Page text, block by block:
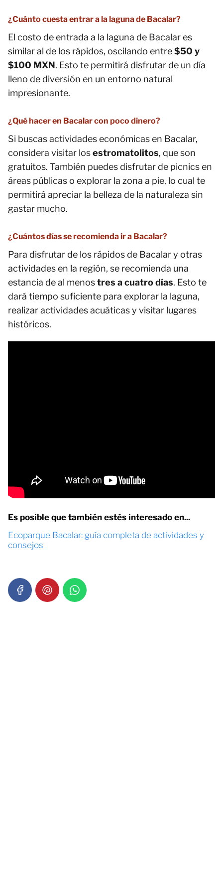
¿Cuánto cuesta entrar a la laguna de Bacalar?
El costo de entrada a la laguna de Bacalar es
similar al de los rápidos, oscilando entre$50 y
$100 MXN. Esto te permitirá disfrutar de un día
lleno de diversión en un entorno natural
impresionante.
¿Qué hacer en Bacalar con poco dinero?
Si buscas actividades económicas en Bacalar,
considera visitar losestromatolitos, que son
gratuitos. También puedes disfrutar de picnics en
áreas públicas o explorar la zona a pie, lo cual te
permitirá apreciar la belleza de la naturaleza sin
gastar mucho.
¿Cuántos días se recomienda ir a Bacalar?
Para disfrutar de los rápidos de Bacalar y otras
actividades en la región, se recomienda una
estancia de al menostres a cuatro días. Esto te
dará tiempo suficiente para explorar la laguna,
realizar actividades acuáticas y visitar lugares
históricos.
Es posible que también estés interesado en...
Ecoparque Bacalar: guía completa de actividades y
consejos